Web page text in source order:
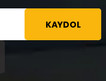
KAYDOL